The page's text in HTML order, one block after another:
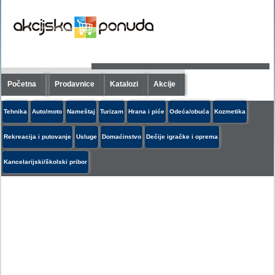
Početna Prodavnice Katalozi Akcije
Tehnika Auto/moto Nameštaj Turizam Hrana i piće Odeća/obuća Kozmetika
Rekreacija i putovanje Usluge Domaćinstvo Dečije igračke i oprema
Kancelarijski/školski pribor